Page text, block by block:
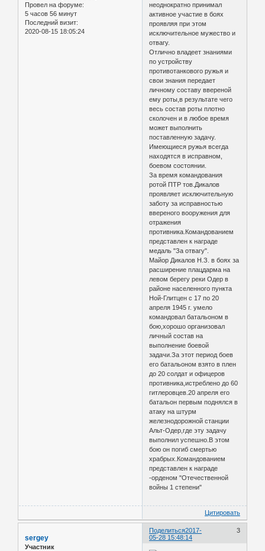
Провел на форуме:
5 часов 56 минут
Последний визит:
2020-08-15 18:05:24
неоднократно принимал
активное участие в боях
проявляя при этом
исключительное мужество и
отвагу.
Отлично владеет знаниями
по устройству
противотанкового ружья и
свои знания передает
личному составу ввереной
ему роты,в результате чего
весь состав роты плотно
сколочен и в любое время
может выполнить
поставленную задачу.
Имеющиеся ружья всегда
находятся в исправном,
боевом состоянии.
За время командования
ротой ПТР тов.Дикалов
проявляет исключительную
заботу за исправностью
ввереного вооружения для
отражения
противника.Командованием
представлен к награде
медаль "За отвагу".
Майор Дикалов Н.З. в боях за
расширение плацдарма на
левом берегу реки Одер в
районе населенного пункта
Ной-Глитцен с 17 по 20
апреля 1945 г. умело
командовал батальоном в
бою,хорошо организовал
личный состав на
выполнение боевой
задачи.За этот период боев
его батальоном взято в плен
до 20 солдат и офицеров
противника,истреблено до 60
гитлеровцев.20 апреля его
батальон первым поднялся в
атаку на штурм
железнодорожной станции
Альт-Одер,где эту задачу
выполнил успешно.В этом
бою он погиб смертью
храбрых.Командованием
представлен к награде
-орденом "Отечественной
войны 1 степени"
Цитировать
Поделиться 3
2017-
05-28 15:48:14
sergey
Участник